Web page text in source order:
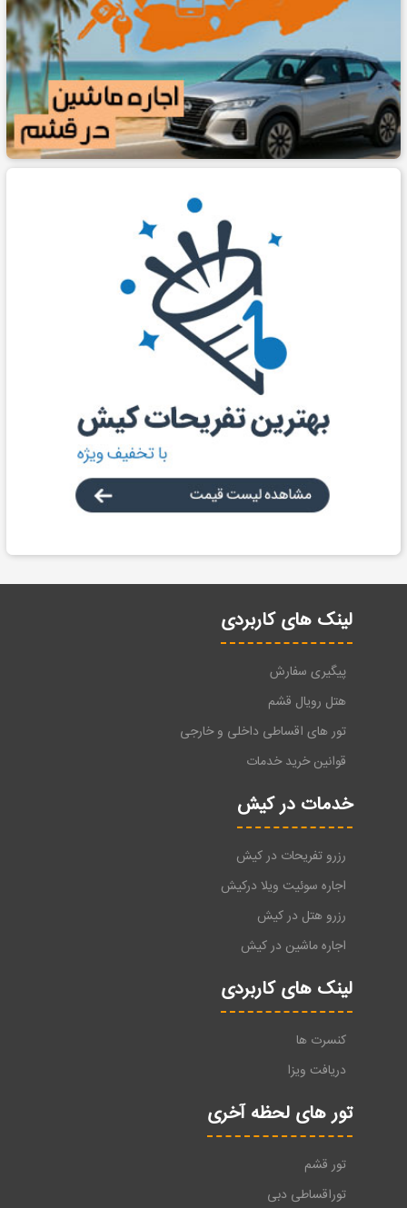
لینک های کاربردی
پیگیری سفارش
هتل رویال قشم
تور های اقساطی داخلی و خارجی
قوانین خرید خدمات
خدمات در کیش
رزرو تفریحات در کیش
اجاره سوئیت ویلا درکیش
رزرو هتل در کیش
اجاره ماشین در کیش
لینک های کاربردی
کنسرت ها
دریافت ویزا
تور های لحظه آخری
تور قشم
توراقساطی دبی